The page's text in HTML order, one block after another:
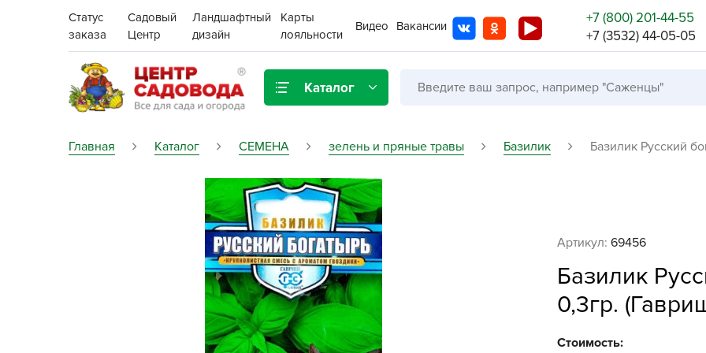
Статус
заказа
Садовый
Центр
Ландшафтный
дизайн
Карты
лояльности
Видео Вакансии
+7 (800) 201-44-55
+7 (3532) 44-05-05
Каталог
Газонная трава
Грунты, дренаж, мульча
Декор для дома и сада
Ёмкости для рассады и
Картофель семенной
Цена:
Поиск Бренды
Главная Каталог СЕМЕНА зелень и пряные травы Базилик Базилик Русский
Артикул: 69456
Базилик
0,3гр.
Стоимость: